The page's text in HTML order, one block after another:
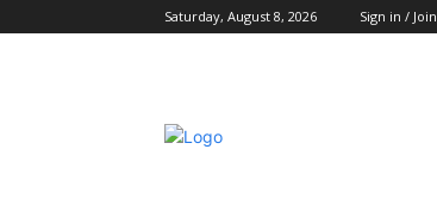
Saturday, August 8, 2026 Sign in / Join